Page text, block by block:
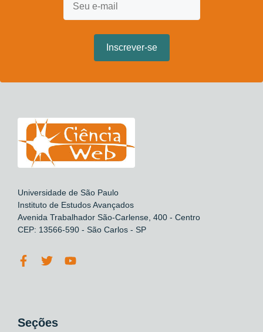
Universidade de São Paulo
Instituto de Estudos Avançados
Avenida Trabalhador São-Carlense, 400 - Centro
CEP: 13566-590 - São Carlos - SP
Seções